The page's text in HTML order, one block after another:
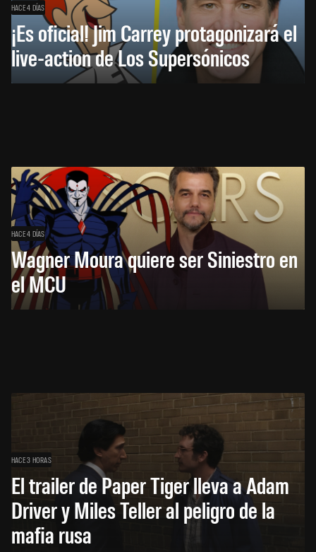
HACE 4 DÍAS
¡Es oficial! Jim Carrey protagonizará el
live-action de Los Supersónicos
HACE 4 DÍAS
Wagner Moura quiere ser Siniestro en
el MCU
HACE 3 HORAS
El trailer de Paper Tiger lleva a Adam
Driver y Miles Teller al peligro de la
mafia rusa